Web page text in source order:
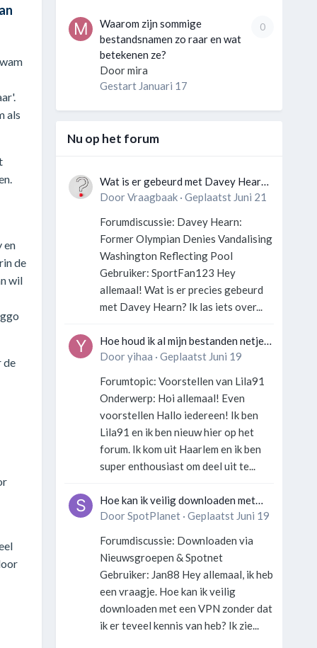
als
en
de
wil
de
0
Waarom zijn sommige
bestandsnamen zo raar en wat
betekenen ze?
Doormira
Gestart Januari 17
Nu op het forum
Wat is er gebeurd met Davey Hearn
en de vandalisatie van het
DoorVraagbaak· Geplaatst Juni 21
Forumdiscussie: Davey Hearn:
Former Olympian Denies Vandalising
Washington Reflecting Pool
Gebruiker: SportFan123 Hey
allemaal! Wat is er precies gebeurd
met Davey Hearn? Ik las iets over...
Hoe houd ik al mijn bestanden netjes
georganiseerd zonder gek te
Dooryihaa · Geplaatst Juni 19
Forumtopic: Voorstellen van Lila91
Onderwerp: Hoi allemaal! Even
voorstellen Hallo iedereen! Ik ben
Lila91 en ik ben nieuw hier op het
forum. Ik kom uit Haarlem en ik ben
super enthousiast om deel uit te...
Hoe kan ik veilig downloaden met
een VPN zonder technische kennis?
DoorSpotPlanet· Geplaatst Juni 19
Forumdiscussie: Downloaden via
Nieuwsgroepen & Spotnet
Gebruiker: Jan88 Hey allemaal, ik heb
een vraagje. Hoe kan ik veilig
downloaden met een VPN zonder dat
ik er teveel kennis van heb? Ik zie...